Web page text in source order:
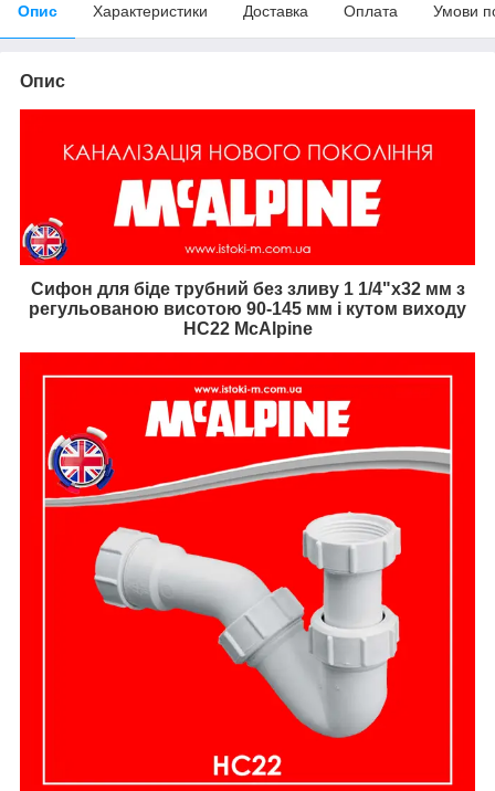
Опис Характеристики Доставка Оплата Умови
Опис
Сифон для біде трубний без зливу 1 1/4"х32 мм з
регульованою висотою 90-145 мм і кутом виходу
HC22 McAlpine